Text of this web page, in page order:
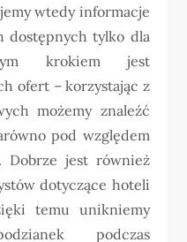
wtedy informacje
dostępnych tylko dla
krokiem jest
ofert – korzystając z
możemy znaleźć
pod względem
Dobrze jest również
dotyczące hoteli
temu unikniemy
podczas